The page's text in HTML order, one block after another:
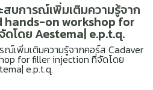
บการณ์เพิ่มเติมความรู้จาก
hands-on workshop for
โดย Aestema| e.p.t.q.
เพิ่มเติมความรู้จากคอร์ส Cadaver
for filler injection ที่จัดโดย
e.p.t.q.